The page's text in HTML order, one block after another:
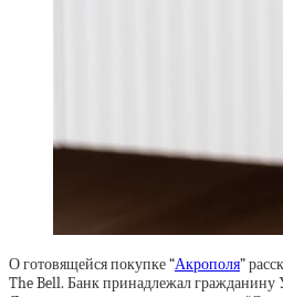
О готовящейся покупке “Акрополя”
The Bell. Банк принадлежал